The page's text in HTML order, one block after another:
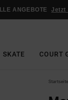
ANGEBOTE Jetzt
SKATE COURT
Startseite